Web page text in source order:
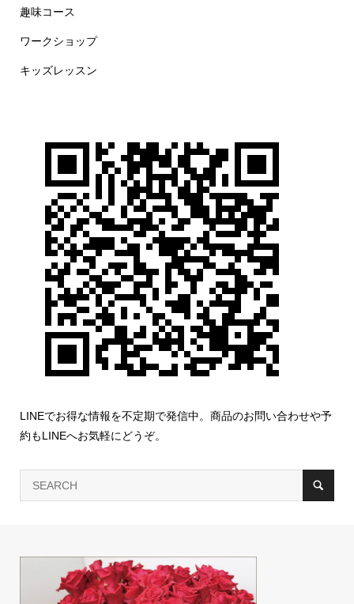
趣味コース
ワークショップ
キッズレッスン
LINEでお得な情報を不定期で発信中。商品のお問い合わせや予